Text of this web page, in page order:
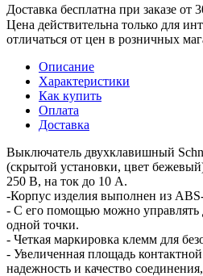
Доставка бесплатна при заказе от
Цена действительна только для
отличаться от цен в розничных
Описание
Характеристики
Как купить
Оплата
Доставка
Выключатель двухклавишный
(скрытой установки, цвет
250 В, на ток до 10 А.
-Корпус изделия выполнен из
- С его помощью можно управлять
одной точки.
- Четкая маркировка клемм для
- Увеличенная площадь
надежность и качество